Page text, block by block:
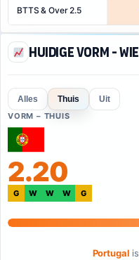
BTTS & Over 2.5
Huidige vorm -
Alles Thuis
Uit
VORM – THUIS
2.20
G W W W G
Portugal is